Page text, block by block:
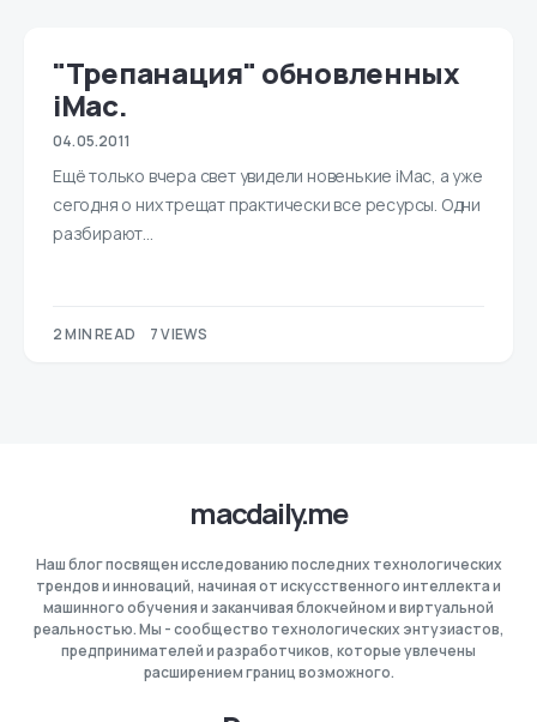
"Трепанация" обновленных
iMac.
04.05.2011
Ещё только вчера свет увидели новенькие iMac, а уже
сегодня о них трещат практически все ресурсы. Одни
разбирают…
2 MIN READ 7 VIEWS
macdaily.me
Наш блог посвящен исследованию последних технологических
трендов и инноваций, начиная от искусственного интеллекта и
машинного обучения и заканчивая блокчейном и виртуальной
реальностью. Мы - сообщество технологических энтузиастов,
предпринимателей и разработчиков, которые увлечены
расширением границ возможного.